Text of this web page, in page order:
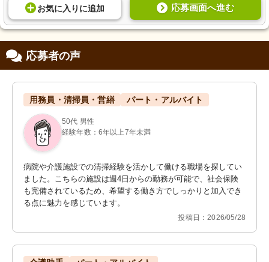
お気に入り に追加 応募画面へ進む
応募者の声
用務員・清掃員・営繕 パート・アルバイト
50代 男性
経験年数：6年以上7年未満
病院や介護施設での清掃経験を活かして働ける職場を探してい
ました。こちらの施設は週4日からの勤務が可能で、社会保険
も完備されているため、希望する働き方でしっかりと加入でき
る点に魅力を感じています。
投稿日：2026/05/28